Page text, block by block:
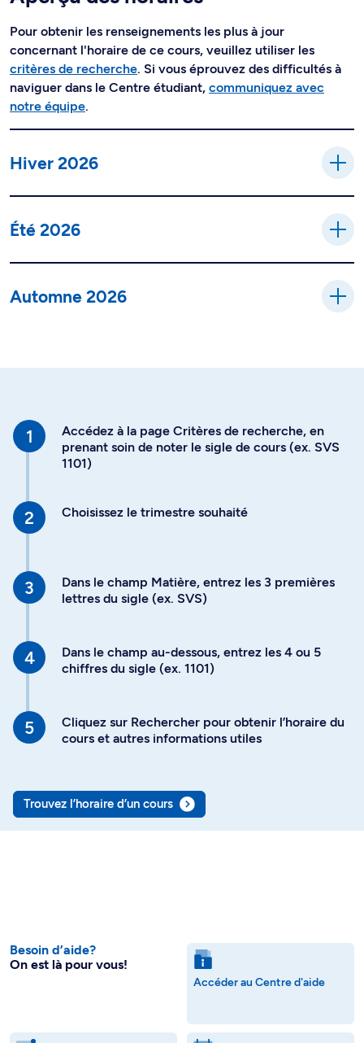
Pour obtenir les renseignements les plus à jour
concernant l'horaire de ce cours, veuillez utiliser les
critères de recherche. Si vous éprouvez des difficultés à
naviguer dans le Centre étudiant, communiquez avec
notre équipe.
Hiver 2026
Été 2026
Automne 2026
Accédez à la page Critères de recherche, en
prenant soin de noter le sigle de cours (ex. SVS
1101)
Choisissez le trimestre souhaité
Dans le champ Matière, entrez les 3 premières
lettres du sigle (ex. SVS)
Dans le champ au-dessous, entrez les 4 ou 5
chiffres du sigle (ex. 1101)
Cliquez sur Rechercher pour obtenir l’horaire du
cours et autres informations utiles
Trouvez l’horaire d’un cours
Besoin d’aide?
On est là pour vous!
Accéder au Centre d'aide